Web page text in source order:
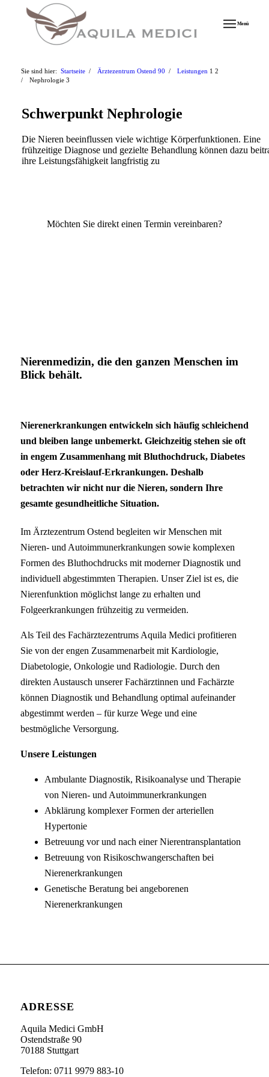
Menü
Sie sind hier: Startseite 1
/ Ärztezentrum Ostend 90 2
/
Leistungen
3
/ Nephrologie
Schwerpunkt Nephrologie
Die Nieren beeinflussen viele wichtige Körperfunktionen. Eine
frühzeitige Diagnose und gezielte Behandlung können dazu
ihre Leistungsfähigkeit langfristig zu
Möchten Sie direkt einen Termin vereinbaren?
Nierenmedizin, die den ganzen Menschen im
Blick behält.
Nierenerkrankungen entwickeln sich häufig schleichend
und bleiben lange unbemerkt. Gleichzeitig stehen sie oft
in engem Zusammenhang mit Bluthochdruck, Diabetes
oder Herz-Kreislauf-Erkrankungen. Deshalb
betrachten wir nicht nur die Nieren, sondern Ihre
gesamte gesundheitliche Situation.
Im Ärztezentrum Ostend begleiten wir Menschen mit
Nieren- und Autoimmunerkrankungen sowie komplexen
Formen des Bluthochdrucks mit moderner Diagnostik und
individuell abgestimmten Therapien. Unser Ziel ist es, die
Nierenfunktion möglichst lange zu erhalten und
Folgeerkrankungen frühzeitig zu vermeiden.
Als Teil des Fachärztezentrums Aquila Medici profitieren
Sie von der engen Zusammenarbeit mit Kardiologie,
Diabetologie, Onkologie und Radiologie. Durch den
direkten Austausch unserer Fachärztinnen und Fachärzte
können Diagnostik und Behandlung optimal aufeinander
abgestimmt werden – für kurze Wege und eine
bestmögliche Versorgung.
Unsere Leistungen
Ambulante Diagnostik, Risikoanalyse und Therapie
von Nieren- und Autoimmunerkrankungen
Abklärung komplexer Formen der arteriellen
Hypertonie
Betreuung vor und nach einer Nierentransplantation
Betreuung von Risikoschwangerschaften bei
Nierenerkrankungen
Genetische Beratung bei angeborenen
Nierenerkrankungen
ADRESSE
Aquila Medici GmbH
Ostendstraße 90
70188 Stuttgart
Telefon: 0711 9979 883-10